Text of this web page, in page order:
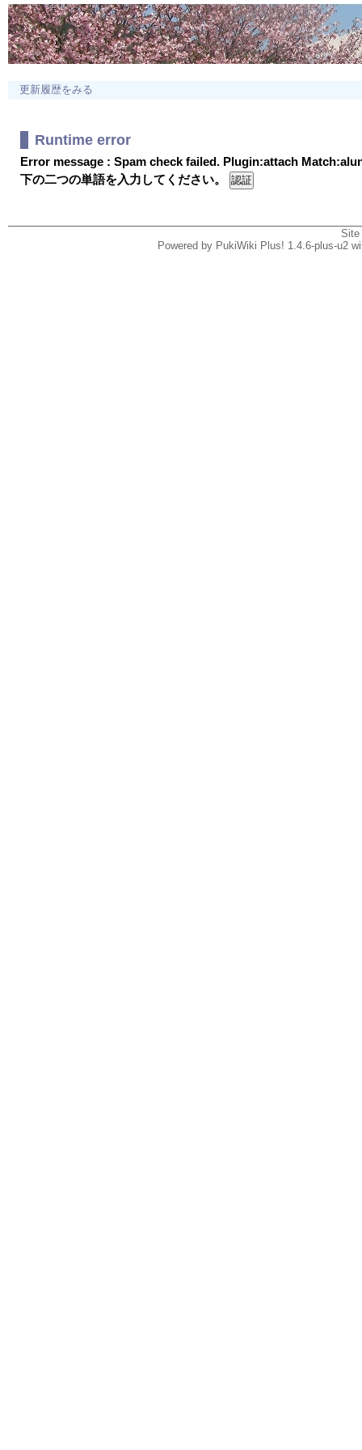
更新履歴をみる
Runtime error
Error message : Spam check failed. Plugin:attach
下の二つの単語を入力してください。
Powered by PukiWiki Plus! 1.4.6-plus-u2